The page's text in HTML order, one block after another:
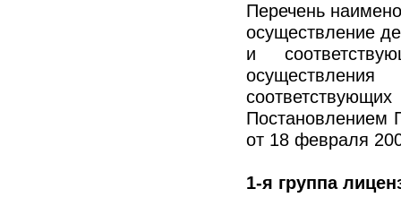
Перечень
осуществление
и
Постановлением
от 18 февраля
1-я группа